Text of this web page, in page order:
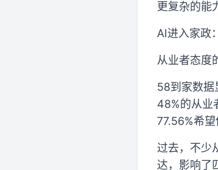
更复杂的能
AI进入家政
从业者态度
58到家数据
48%的从业
77.56%希望
过去，不少
达，影响了